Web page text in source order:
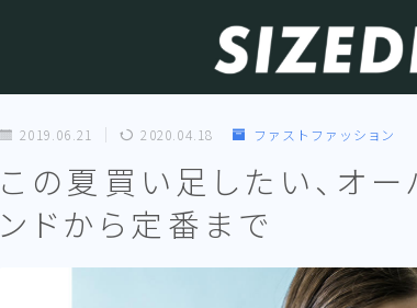
2019.06.21 2020.04.18 ファストファッション
この夏買い足したい、オー
ンドから定番まで